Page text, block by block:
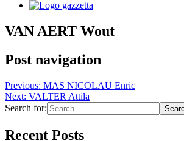
VAN AERT Wout
Post navigation
Previous: MAS NICOLAU Enric
Next: VALTER Attila
Search for:
Recent Posts